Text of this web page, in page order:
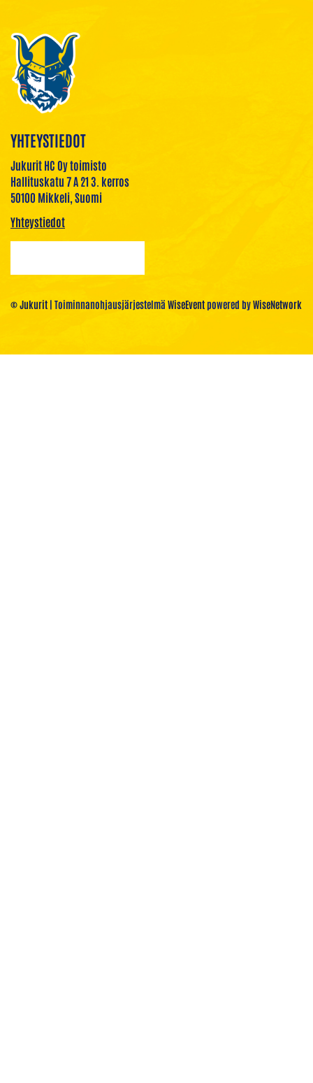
YHTEYSTIEDOT
Jukurit HC Oy toimisto
Hallituskatu 7 A 21 3. kerros
50100 Mikkeli, Suomi
Yhteystiedot
© Jukurit | Toiminnanohjausjärjestelmä WiseEventpowered byWiseNetwork